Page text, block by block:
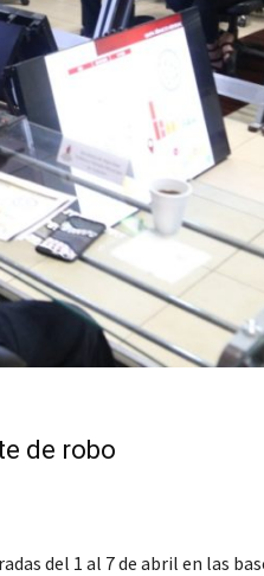
de robo
del 1 al 7 de abril en las